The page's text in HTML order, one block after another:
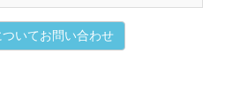
ついてお問い合わせ